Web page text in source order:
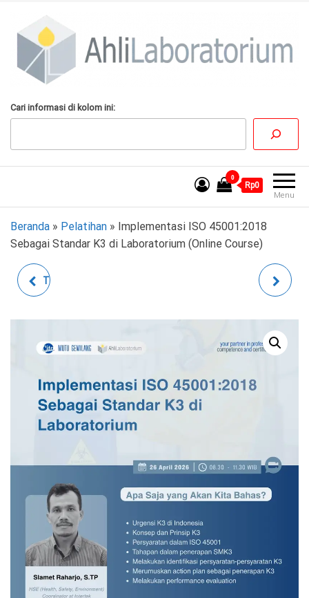
konten
AhliLaboratorium
AhliLaboratorium
Cari informasi di kolom ini:
Menu
0
Rp0
Beranda » Pelatihan » Implementasi ISO 45001:2018
Sebagai Standar K3 di Laboratorium (Online Course)
TEKNIK ANALISIS TOTAL
DAN MEMBRANE FILTER
BERDASARKAN ISO &
STANDARD METHODS
PENYUSUNAN LAPORAN
HASIL UJI, ATURAN
ANGKA PENTING DAN